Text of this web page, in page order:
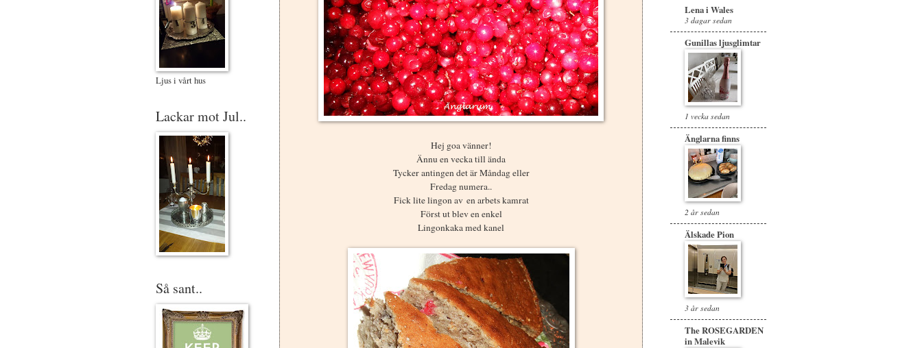
Hej goa vänner!
Ännu en vecka till ända
Tycker antingen det är Måndag eller
Fredag numera..
Fick lite lingon av en arbets kamrat
Först ut blev en enkel
Lingonkaka med kanel
Ljus i vårt hus
Lackar mot Jul..
Så sant..
Lena i Wales
3 dagar sedan
Gunillas ljusglimtar
1 vecka sedan
Änglarna finns
2 år sedan
Älskade Pion
3 år sedan
The ROSEGARDEN
in Malevik